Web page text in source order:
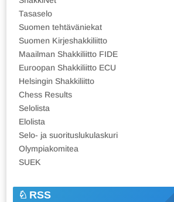
Tasaselo
Suomen tehtäväniekat
Suomen Kirjeshakkiliitto
Maailman Shakkiliitto FIDE
Euroopan Shakkiliitto ECU
Helsingin Shakkiliitto
Chess Results
Selolista
Elolista
Selo- ja suorituslukulaskuri
Olympiakomitea
SUEK
RSS